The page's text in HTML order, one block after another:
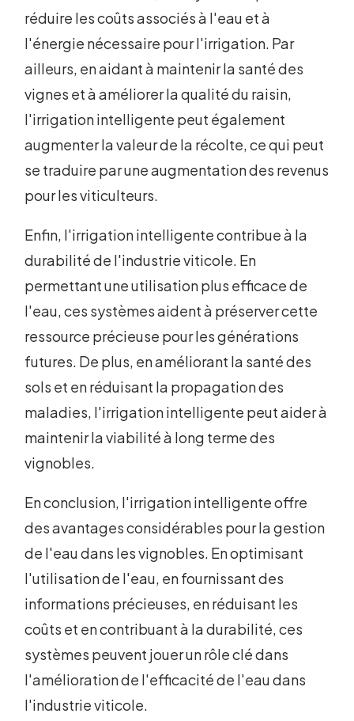
réduire les coûts associés à l'eau et à
l'énergie nécessaire pour l'irrigation. Par
ailleurs, en aidant à maintenir la santé des
vignes et à améliorer la qualité du raisin,
l'irrigation intelligente peut également
augmenter la valeur de la récolte, ce qui peut
se traduire par une augmentation des revenus
pour les viticulteurs.
Enfin, l'irrigation intelligente contribue à la
durabilité de l'industrie viticole. En
permettant une utilisation plus efficace de
l'eau, ces systèmes aident à préserver cette
ressource précieuse pour les générations
futures. De plus, en améliorant la santé des
sols et en réduisant la propagation des
maladies, l'irrigation intelligente peut aider à
maintenir la viabilité à long terme des
vignobles.
En conclusion, l'irrigation intelligente offre
des avantages considérables pour la gestion
de l'eau dans les vignobles. En optimisant
l'utilisation de l'eau, en fournissant des
informations précieuses, en réduisant les
coûts et en contribuant à la durabilité, ces
systèmes peuvent jouer un rôle clé dans
l'amélioration de l'efficacité de l'eau dans
l'industrie viticole.